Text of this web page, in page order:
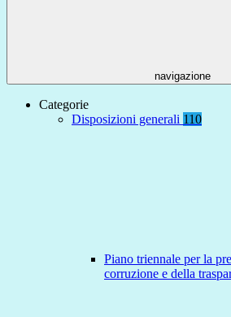
navigazione
Categorie
Disposizioni generali 110
Piano triennale per la
corruzione e della